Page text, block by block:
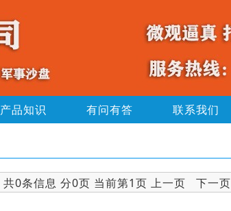
产品知识 有问有答 联系我们
共0条信息 分0页 当前第1页 上一页 下一页